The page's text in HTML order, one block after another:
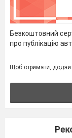
Безкоштовний
про публікацію
Щоб отримати,